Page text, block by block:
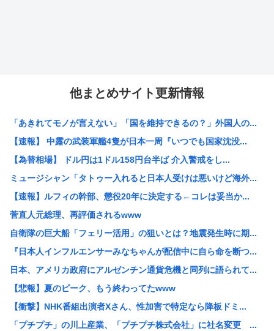
他まとめサイト更新情報
「あきれてモノが言えない」「国を維持できるの？」外国人の...
【速報】 中露の武装軍艦4隻が日本一周『いつでも国家沈没...
【為替相場】 ドル円は1ドル158円台半ば 介入警戒をし...
ミュージシャン「タトゥー入れると日本人受けは悪いけど海外...
【速報】ルフィの幹部、懲役20年に決定する←コレは妥当か...
菅直人元総理、再評価されるwww
自衛隊の巨大船「フェリー活用」の狙いとは？地震発生時に期...
『日本人インフルエンサーみなちゃんが配信中に自ら命を断つ...
日本、アメリカ政府にアルゼンチン通貨危機と同列に語られて...
【悲報】夏のピーク、もう終わってたwww
【衝撃】NHK番組出演者Xさん、性加害で特定なら降板ドミ...
「プチプチ」の川上産業、「プチプチ株式会社」に社名変更 ...